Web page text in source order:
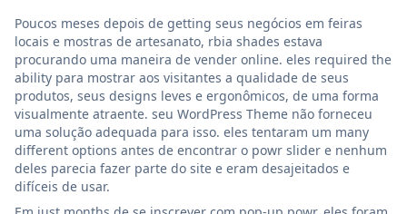
Poucos meses depois de getting seus negócios em feiras
locais e mostras de artesanato, rbia shades estava
procurando uma maneira de vender online. eles required the
ability para mostrar aos visitantes a qualidade de seus
produtos, seus designs leves e ergonômicos, de uma forma
visualmente atraente. seu WordPress Theme não forneceu
uma solução adequada para isso. eles tentaram um many
different options antes de encontrar o powr slider e nenhum
deles parecia fazer parte do site e eram desajeitados e
difíceis de usar.